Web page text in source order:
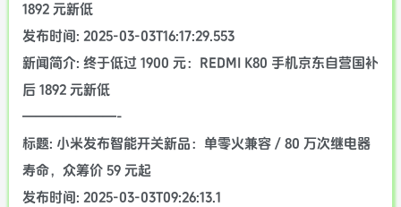
1892 元新低
发布时间: 2025-03-03T16:17:29.553
新闻简介: 终于低过 1900 元：REDMI K80 手机京东自营国补
后 1892 元新低
———————-
标题: 小米发布智能开关新品：单零火兼容 / 80 万次继电器
寿命，众筹价 59 元起
发布时间: 2025-03-03T09:26:13.1